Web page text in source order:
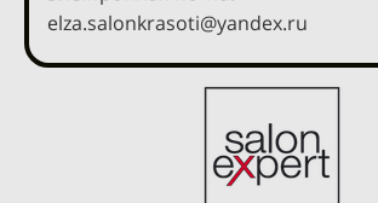
elza.salonkrasoti@yandex.ru